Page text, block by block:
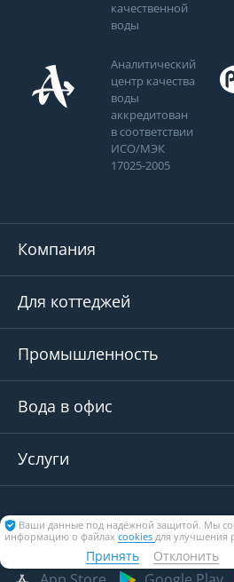
качественной
воды
Аналитический
центр качества
воды
аккредитован
в соответствии
ИСО/МЭК
17025-2005
Компания
Для коттеджей
Промышленность
Вода в офис
Услуги
Наши мобильные приложения
Ваши данные под надёжной защитой. Мы
информацию о файлах cookies для улучшения
Принять Отклонить